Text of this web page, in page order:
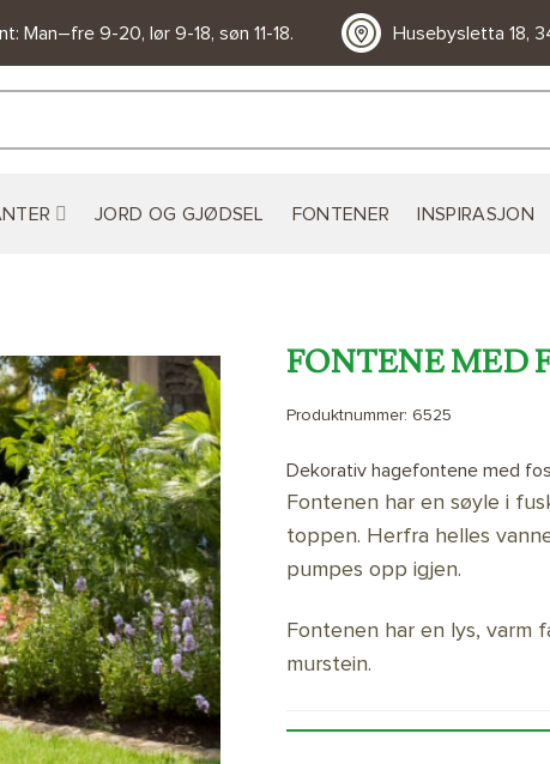
Man–fre 9-20, lør 9-18, søn 11-18. Husebysletta 18,
JORD OG GJØDSEL FONTENER INSPIRASJON
LEGG TIL
ØNSKELISTE
FONTENE MED
Produktnummer: 6525
Dekorativ hagefontene med
Fontenen har en søyle i
toppen. Herfra helles
pumpes opp igjen.
Fontenen har en lys, varm
murstein.